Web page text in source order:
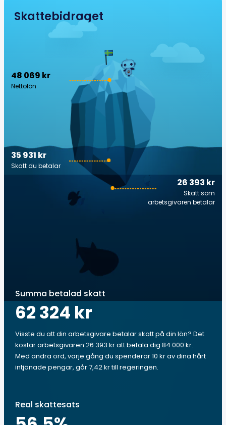
Skattebidraget
48 069 kr
Nettolön
26 393 kr
Skatt som
arbetsgivaren betalar
35 931 kr
Skatt du betalar
Summa betalad skatt
62 324 kr
Visste du att din arbetsgivare betalar skatt på din lön? Det
kostar arbetsgivaren 26 393 kr att betala dig 84 000 kr.
Med andra ord, varje gång du spenderar 10 kr av dina hårt
intjänade pengar, går 7,42 kr till regeringen.
Real skattesats